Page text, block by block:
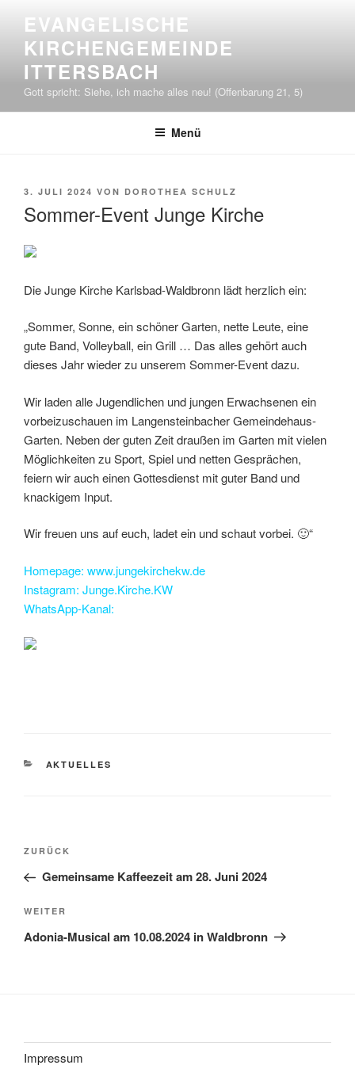
springen
EVANGELISCHE
KIRCHENGEMEINDE
ITTERSBACH
Gott spricht: Siehe, ich mache alles neu! (Offenbarung 21, 5)
Menü
VERÖFFENTLICHT
3. JULI 2024 VON DOROTHEA SCHULZ
Sommer-Event Junge Kirche
Die Junge Kirche Karlsbad-Waldbronn lädt herzlich ein:
„Sommer, Sonne, ein schöner Garten, nette Leute, eine
gute Band, Volleyball, ein Grill … Das alles gehört auch
dieses Jahr wieder zu unserem Sommer-Event dazu.
Wir laden alle Jugendlichen und jungen Erwachsenen ein
vorbeizuschauen im Langensteinbacher Gemeindehaus-
Garten. Neben der guten Zeit draußen im Garten mit vielen
Möglichkeiten zu Sport, Spiel und netten Gesprächen,
feiern wir auch einen Gottesdienst mit guter Band und
knackigem Input.
Wir freuen uns auf euch, ladet ein und schaut vorbei. 🙂“
Homepage: www.jungekirchekw.de
Instagram: Junge.Kirche.KW
WhatsApp-Kanal:
KATEGORIEN
AKTUELLES
Beitragsnavigation
Vorheriger
Beitrag
ZURÜCK
Gemeinsame Kaffeezeit am 28. Juni 2024
Nächster
Beitrag
WEITER
Adonia-Musical am 10.08.2024 in Waldbronn
Impressum